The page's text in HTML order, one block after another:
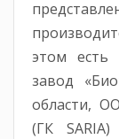
этом есть
завод
области,
(ГК